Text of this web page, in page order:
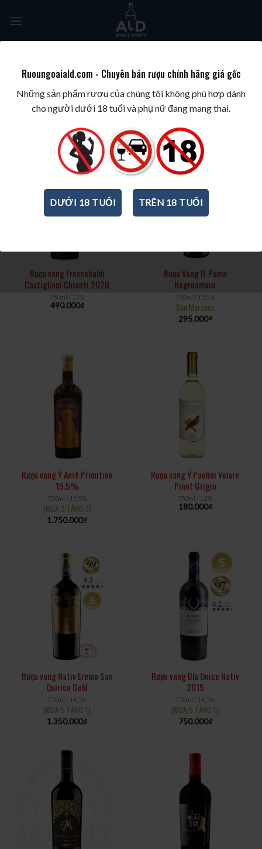
TRANG CHỦ / WINE/BIA/SAKE/SOJU RƯỢU VANG Ý TRANG 10
Rượu vang Frescobaldi
Castiglioni Chianti 2020
750ml / 13%
490.000₫
Rượu Vang IL Pumo
Negroamaro
750ml / 13,5%
San Marzano
295.000₫
Rượu vang Ý Anrê Primitivo
19.5%
750ml / 19,5%
[MUA 3 TẶNG 3]
1.750.000₫
Rượu vang Ý Paolini Volare
Pinot Grigio
750ml / 12%
180.000₫
Rượu vang Nativ Eremo San
Quirico Gold
750ml / 14,5%
[MUA 5 TẶNG 1]
1.350.000₫
Rượu vang Blu Onice Nativ
2015
750ml / 14,5%
[MUA 5 TẶNG 1]
750.000₫
Ruoungoaiald.com - Chuyên bán rượu chính hãng giá gốc
Những sản phẩm rượu của chúng tôi không phù hợp dành
cho người dưới 18 tuổi và phụ nữ đang mang thai.
DƯỚI 18 TUỔI TRÊN 18 TUỔI